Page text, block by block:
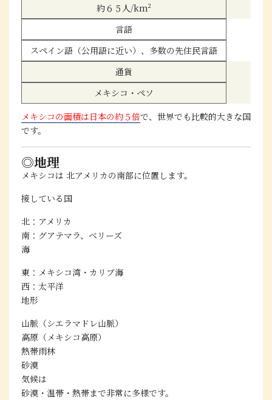
約６５人/km²
言語
スペイン語（公用語に近い）、多数の先住民言語
通貨
メキシコ・ペソ
メキシコの面積は日本の約５倍で、世界でも比較的大きな国
です。
◎地理
メキシコは 北アメリカの南部に位置します。
接している国
北：アメリカ
南：グアテマラ、ベリーズ
海
東：メキシコ湾・カリブ海
西：太平洋
地形
山脈（シエラマドレ山脈）
高原（メキシコ高原）
熱帯雨林
砂漠
気候は
砂漠・温帯・熱帯まで非常に多様です。